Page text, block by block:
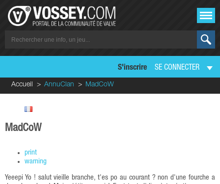
S'inscrire SE CONNECTER
Accueil AnnuClan MadCoW
MadCoW
print
warning
Yeeepi Yo ! salut vieille branche, t'es po au courant ? non d'une fourche a